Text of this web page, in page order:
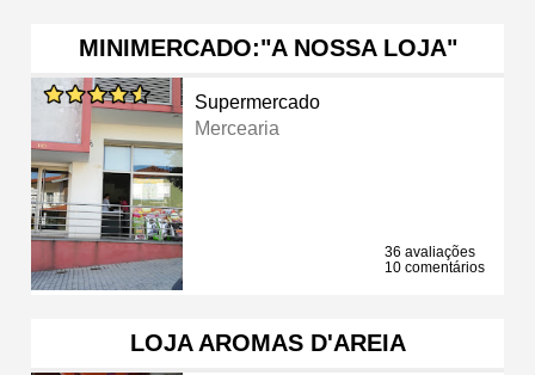
MINIMERCADO:"A NOSSA LOJA"
Supermercado
Mercearia
36 avaliações
10 comentários
LOJA AROMAS D'AREIA